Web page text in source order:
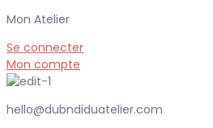
Mon Atelier
Se connecter
Mon compte
hello@dubndiduatelier.com